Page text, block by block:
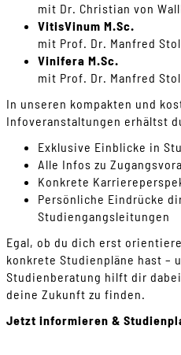
mit Dr. Christian von
VitisVinum M.Sc.
mit Prof. Dr. Manfred
Vinifera M.Sc.
mit Prof. Dr. Manfred
In unseren kompakten und
Infoveranstaltungen erhältst
Exklusive Einblicke in
Alle Infos zu
Konkrete
Persönliche Eindrücke
Studiengangsleitungen
Egal, ob du dich erst
konkrete Studienpläne hast –
Studienberatung hilft dir
deine Zukunft zu finden.
Jetzt informieren &